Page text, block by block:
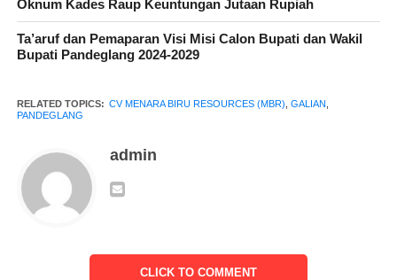
Oknum Kades Raup Keuntungan Jutaan Rupiah
Ta’aruf dan Pemaparan Visi Misi Calon Bupati dan Wakil
Bupati Pandeglang 2024-2029
RELATED TOPICS: CV MENARA BIRU RESOURCES (MBR) GALIAN
PANDEGLANG
admin
CLICK TO COMMENT